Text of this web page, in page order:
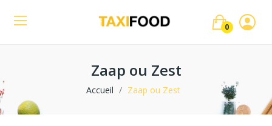
0
Zaap ou Zest
Accueil Zaap ou Zest